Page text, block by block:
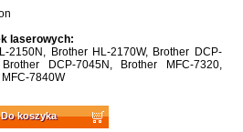
laserowych:
2150N, Brother HL-2170W, Brother DCP-
DCP-7045N, Brother MFC-7320,
7840W
Do koszyka